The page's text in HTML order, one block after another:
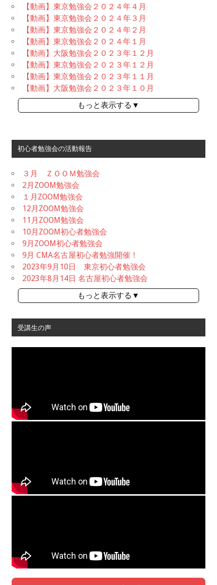
【動画】東京勉強会２０２４年４月
【動画】東京勉強会２０２４年３月
【動画】東京勉強会２０２４年２月
【動画】東京勉強会２０２４年１月
【動画】大阪勉強会２０２３年１２月
【動画】東京勉強会２０２３年１２月
【動画】東京勉強会２０２３年１１月
【動画】大阪勉強会２０２３年１０月
もっと表示する▼
初心者勉強会の活動報告
３月 ＺＯＯＭ勉強会
2月ZOOM勉強会
１月ZOOM勉強会
12月ZOOM勉強会
11月ZOOM勉強会
10月ZOOM初心者勉強会
9月ZOOM初心者勉強会
9月 CMA名古屋初心者勉強開催！
2023年9月10日 東京初心者勉強会
2023年8月14日 名古屋初心者勉強会
もっと表示する▼
受講生の声